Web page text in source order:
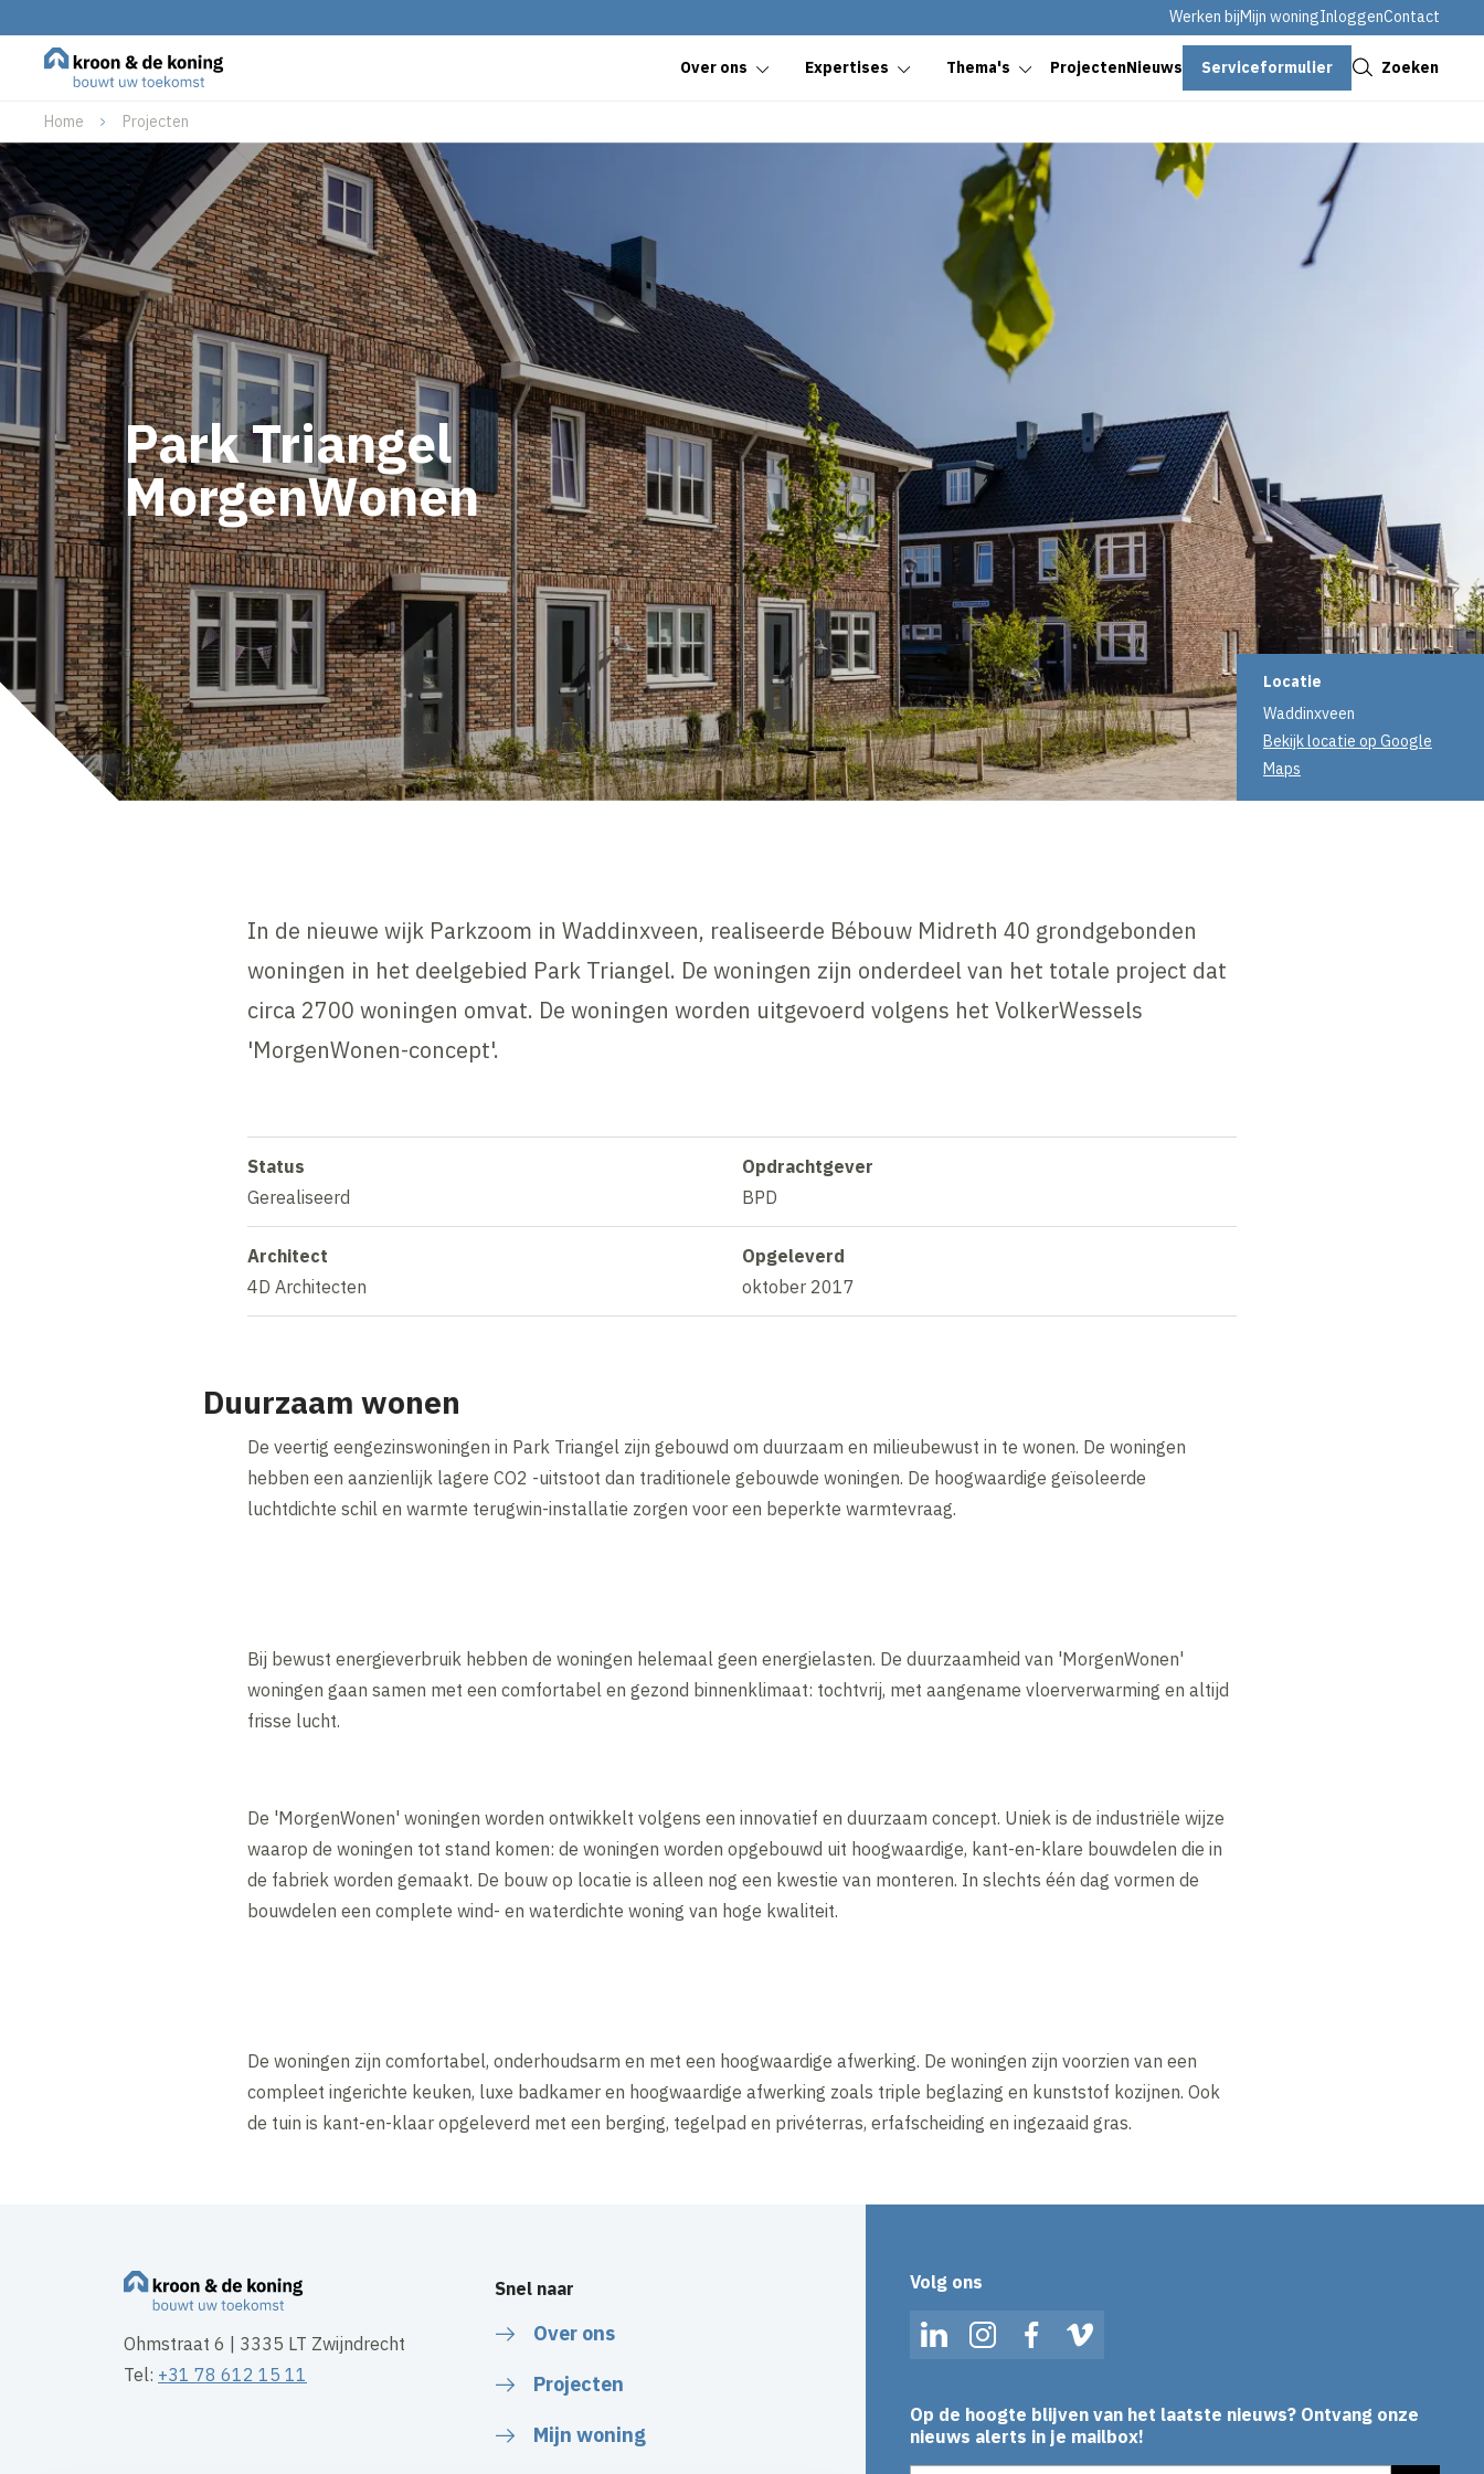
Werken bijMijn woningInloggenContact
Over ons Expertises Thema's ProjectenNieuws Serviceformulier Zoeken
Home Projecten
Park Triangel
MorgenWonen
Locatie
Waddinxveen
Bekijk locatie op Google
Maps
In de nieuwe wijk Parkzoom in Waddinxveen, realiseerde Bébouw Midreth 40 grondgebonden
woningen in het deelgebied Park Triangel. De woningen zijn onderdeel van het totale project dat
circa 2700 woningen omvat. De woningen worden uitgevoerd volgens het VolkerWessels
'MorgenWonen-concept'.
Status
Gerealiseerd
Opdrachtgever
BPD
Architect
4D Architecten
Opgeleverd
oktober 2017
Duurzaam wonen
De veertig eengezinswoningen in Park Triangel zijn gebouwd om duurzaam en milieubewust in te wonen. De woningen
hebben een aanzienlijk lagere CO2 -uitstoot dan traditionele gebouwde woningen. De hoogwaardige geïsoleerde
luchtdichte schil en warmte terugwin-installatie zorgen voor een beperkte warmtevraag.
Bij bewust energieverbruik hebben de woningen helemaal geen energielasten. De duurzaamheid van 'MorgenWonen'
woningen gaan samen met een comfortabel en gezond binnenklimaat: tochtvrij, met aangename vloerverwarming en altijd
frisse lucht.
De 'MorgenWonen' woningen worden ontwikkelt volgens een innovatief en duurzaam concept. Uniek is de industriële wijze
waarop de woningen tot stand komen: de woningen worden opgebouwd uit hoogwaardige, kant-en-klare bouwdelen die in
de fabriek worden gemaakt. De bouw op locatie is alleen nog een kwestie van monteren. In slechts één dag vormen de
bouwdelen een complete wind- en waterdichte woning van hoge kwaliteit.
De woningen zijn comfortabel, onderhoudsarm en met een hoogwaardige afwerking. De woningen zijn voorzien van een
compleet ingerichte keuken, luxe badkamer en hoogwaardige afwerking zoals triple beglazing en kunststof kozijnen. Ook
de tuin is kant-en-klaar opgeleverd met een berging, tegelpad en privéterras, erfafscheiding en ingezaaid gras.
Ohmstraat 6 | 3335 LT Zwijndrecht
Tel: +31 78 612 15 11
Snel naar
Over ons
Projecten
Mijn woning
Volg ons
LinkedInInstagramFacebookVimeo
Op de hoogte blijven van het laatste nieuws? Ontvang onze
nieuws alerts in je mailbox!
Sluiten